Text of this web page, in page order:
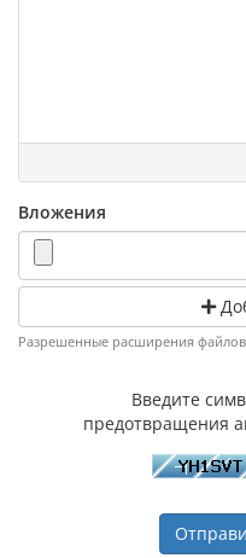
Вложения
Разрешенные расширения
Введите
предотвращения